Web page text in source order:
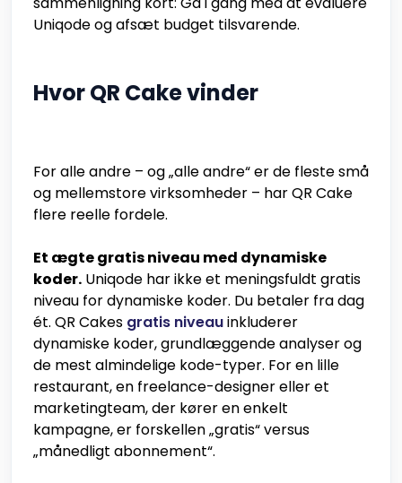
Uniqode og afsæt budget tilsvarende.
Hvor QR Cake vinder
For alle andre – og „alle andre“ er de fleste små
og mellemstore virksomheder – har QR Cake
flere reelle fordele.
Et ægte gratis niveau med dynamiske
koder. Uniqode har ikke et meningsfuldt gratis
niveau for dynamiske koder. Du betaler fra dag
ét. QR Cakes gratis niveauinkluderer
dynamiske koder, grundlæggende analyser og
de mest almindelige kode-typer. For en lille
restaurant, en freelance-designer eller et
marketingteam, der kører en enkelt
kampagne, er forskellen „gratis“ versus
„månedligt abonnement“.